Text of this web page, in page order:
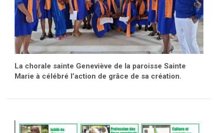
La chorale sainte Geneviève de la paroisse Sainte
Marie à célébré l’action de grâce de sa création.